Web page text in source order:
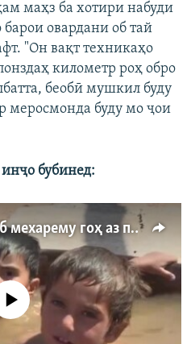
маҳз ба хотири набуди
овардани об тай
"Он вақт техникаҳо
километр роҳ обро
беобӣ мушкил буду
меросмонда буду мо ҷои
бубинед:
«Гоҳ аз пули нафақа об мехарему гоҳ аз пули муҳоҷирон». Тобистони ёздаҳ деҳаи Эсанбой
намекунад